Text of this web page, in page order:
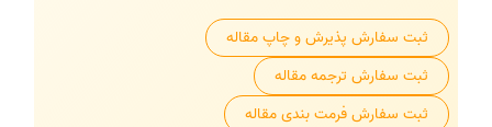
ثبت سفارش پذیرش و چاپ مقاله
ثبت سفارش ترجمه مقاله
ثبت سفارش فرمت بندی مقاله